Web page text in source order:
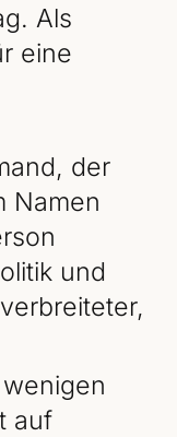
Als
eine
der
Namen
und
auf